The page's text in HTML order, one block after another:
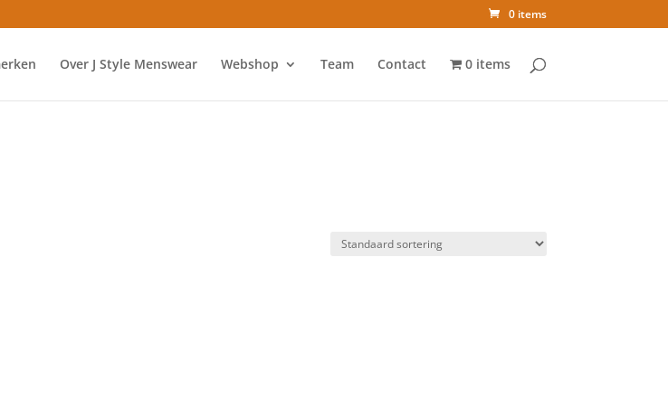
0 items
Over J Style Menswear Webshop Team Contact 0 items